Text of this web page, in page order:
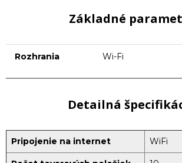
Základné
Rozhrania Wi-Fi
Detailná
Pripojenie na internet WiFi